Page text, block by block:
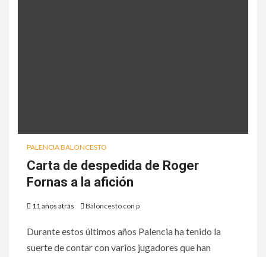
PALENCIA BALONCESTO
Carta de despedida de Roger
Fornas a la afición
11 años atrás Baloncesto con p
Durante estos últimos años Palencia ha tenido la
suerte de contar con varios jugadores que han